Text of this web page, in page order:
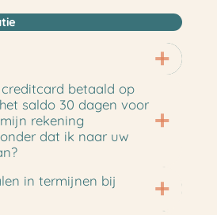
betaald op
saldo 30 dagen voor
rekening
dat ik naar uw
in termijnen bij